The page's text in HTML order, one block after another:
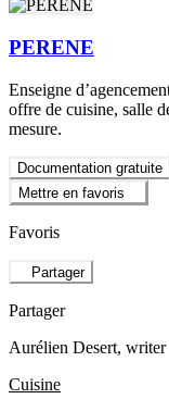
PERENE
Enseigne
offre de cuisine, salle
mesure.
Documentation gratuite
Mettre en favoris
Favoris
Partager
Partager
Aurélien Desert, writer
Cuisine